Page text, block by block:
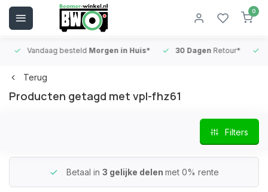
0
Vandaag besteldMorgen in Huis* 30 DagenRetour*
Terug
Producten getagd met vpl-fhz61
Filters
Betaal in 3 gelijke delen met 0% rente